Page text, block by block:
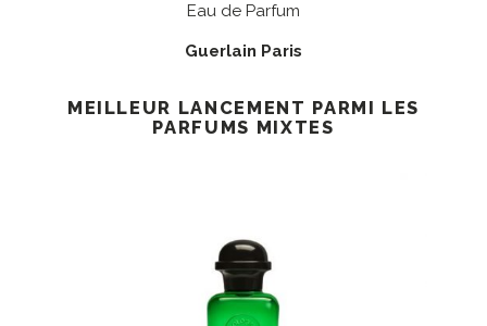
Eau de Parfum
Guerlain Paris
MEILLEUR LANCEMENT PARMI LES
PARFUMS MIXTES